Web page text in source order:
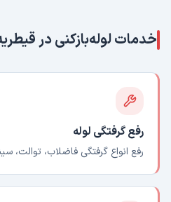
خدمات لوله‌بازکنی در
رفع گرفتگی لوله
رفع انواع گرفتگی فاضلاب، توالت،